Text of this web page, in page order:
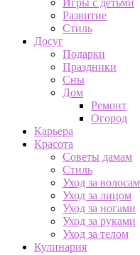
Игры с детьми
Развитие
Стиль
Досуг
Подарки
Праздники
Сны
Дом
Ремонт
Огород
Карьера
Красота
Советы дамам
Стиль
Уход за
Уход за лицом
Уход за ногами
Уход за руками
Уход за телом
Кулинария